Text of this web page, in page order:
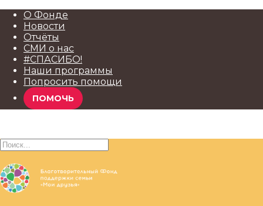
О Фонде
Новости
Отчёты
СМИ о нас
#СПАСИБО!
Наши программы
Попросить помощи
ПОМОЧЬ